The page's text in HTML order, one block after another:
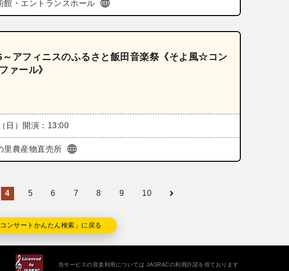
館・エントランスホール
アフィニスのふるさと飯田音楽祭《そよ風☆コン
ァール》
日） 開演：13:00
里農産物直売所
4 5 6 7 8 9 10
ンサートかんたん検索」に戻る
当サービスの音楽利用については JASRACの利用許諾を得ております